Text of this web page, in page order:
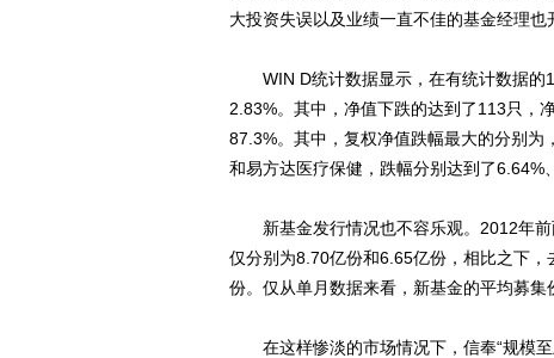
大投资失误以及业绩一直不佳的基金经理也
WIN D统计数据显示，在有统计数据的
2.83%。其中，净值下跌的达到了113只，
87.3%。其中，复权净值跌幅最大的分别
和易方达医疗保健，跌幅分别达到了6.64%
新基金发行情况也不容乐观。2012年前
仅分别为8.70亿份和6.65亿份，相比之下
份。仅从单月数据来看，新基金的平均募集
在这样惨淡的市场情况下，信奉“规模至